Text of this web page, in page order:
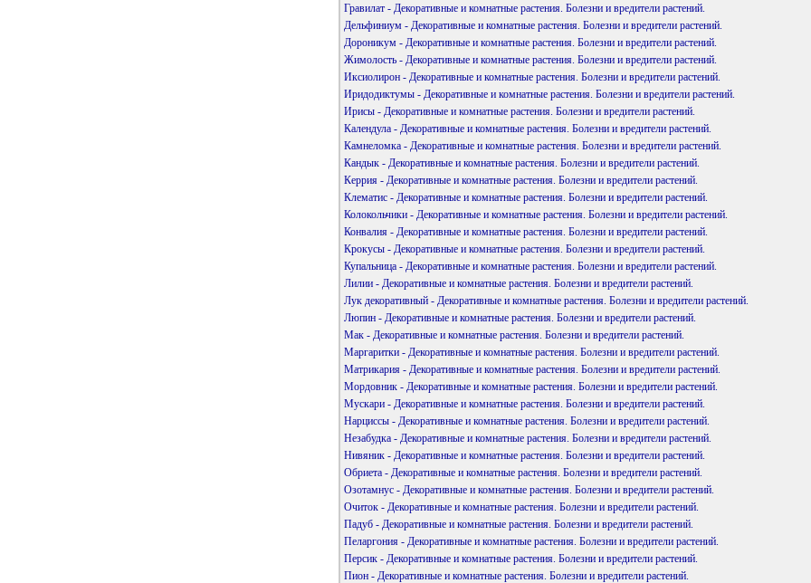
Гравилат - Декоративные и комнатные растения. Болезни и вредители растений.
Дельфиниум - Декоративные и комнатные растения. Болезни и вредители растений.
Дороникум - Декоративные и комнатные растения. Болезни и вредители растений.
Жимолость - Декоративные и комнатные растения. Болезни и вредители растений.
Иксиолирон - Декоративные и комнатные растения. Болезни и вредители растений.
Иридодиктумы - Декоративные и комнатные растения. Болезни и вредители растений.
Ирисы - Декоративные и комнатные растения. Болезни и вредители растений.
Календула - Декоративные и комнатные растения. Болезни и вредители растений.
Камнеломка - Декоративные и комнатные растения. Болезни и вредители растений.
Кандык - Декоративные и комнатные растения. Болезни и вредители растений.
Керрия - Декоративные и комнатные растения. Болезни и вредители растений.
Клематис - Декоративные и комнатные растения. Болезни и вредители растений.
Колокольчики - Декоративные и комнатные растения. Болезни и вредители растений.
Конвалия - Декоративные и комнатные растения. Болезни и вредители растений.
Крокусы - Декоративные и комнатные растения. Болезни и вредители растений.
Купальница - Декоративные и комнатные растения. Болезни и вредители растений.
Лилии - Декоративные и комнатные растения. Болезни и вредители растений.
Лук декоративный - Декоративные и комнатные растения. Болезни и вредители растений.
Люпин - Декоративные и комнатные растения. Болезни и вредители растений.
Мак - Декоративные и комнатные растения. Болезни и вредители растений.
Маргаритки - Декоративные и комнатные растения. Болезни и вредители растений.
Матрикария - Декоративные и комнатные растения. Болезни и вредители растений.
Мордовник - Декоративные и комнатные растения. Болезни и вредители растений.
Мускари - Декоративные и комнатные растения. Болезни и вредители растений.
Нарциссы - Декоративные и комнатные растения. Болезни и вредители растений.
Незабудка - Декоративные и комнатные растения. Болезни и вредители растений.
Нивяник - Декоративные и комнатные растения. Болезни и вредители растений.
Обриета - Декоративные и комнатные растения. Болезни и вредители растений.
Озотамнус - Декоративные и комнатные растения. Болезни и вредители растений.
Очиток - Декоративные и комнатные растения. Болезни и вредители растений.
Падуб - Декоративные и комнатные растения. Болезни и вредители растений.
Пеларгония - Декоративные и комнатные растения. Болезни и вредители растений.
Персик - Декоративные и комнатные растения. Болезни и вредители растений.
Пион - Декоративные и комнатные растения. Болезни и вредители растений.